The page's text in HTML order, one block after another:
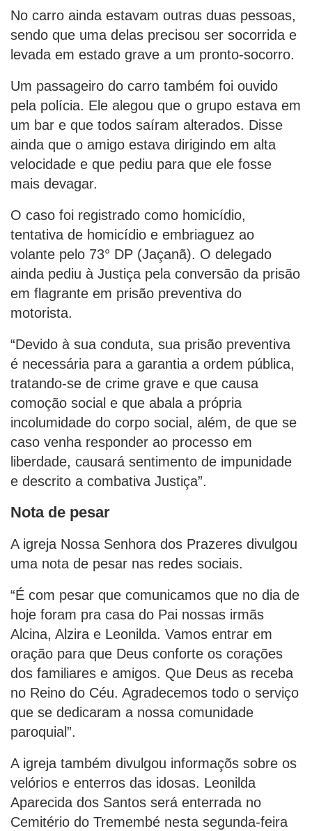
No carro ainda estavam outras duas pessoas,
sendo que uma delas precisou ser socorrida e
levada em estado grave a um pronto-socorro.
Um passageiro do carro também foi ouvido
pela polícia. Ele alegou que o grupo estava em
um bar e que todos saíram alterados. Disse
ainda que o amigo estava dirigindo em alta
velocidade e que pediu para que ele fosse
mais devagar.
O caso foi registrado como homicídio,
tentativa de homicídio e embriaguez ao
volante pelo 73° DP (Jaçanã). O delegado
ainda pediu à Justiça pela conversão da prisão
em flagrante em prisão preventiva do
motorista.
“Devido à sua conduta, sua prisão preventiva
é necessária para a garantia a ordem pública,
tratando-se de crime grave e que causa
comoção social e que abala a própria
incolumidade do corpo social, além, de que se
caso venha responder ao processo em
liberdade, causará sentimento de impunidade
e descrito a combativa Justiça”.
Nota de pesar
A igreja Nossa Senhora dos Prazeres divulgou
uma nota de pesar nas redes sociais.
“É com pesar que comunicamos que no dia de
hoje foram pra casa do Pai nossas irmãs
Alcina, Alzira e Leonilda. Vamos entrar em
oração para que Deus conforte os corações
dos familiares e amigos. Que Deus as receba
no Reino do Céu. Agradecemos todo o serviço
que se dedicaram a nossa comunidade
paroquial”.
A igreja também divulgou informaçõs sobre os
velórios e enterros das idosas. Leonilda
Aparecida dos Santos será enterrada no
Cemitério do Tremembé nesta segunda-feira